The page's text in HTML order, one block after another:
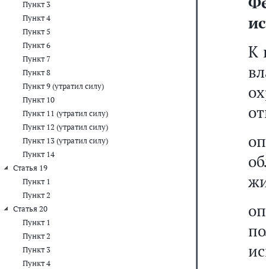
Пункт 3
Пункт 4
Пункт 5
Пункт 6
Пункт 7
Пункт 8
Пункт 9 (утратил силу)
Пункт 10
Пункт 11 (утратил силу)
Пункт 12 (утратил силу)
Пункт 13 (утратил силу)
Пункт 14
Статья 19
Пункт 1
Пункт 2
Статья 20
Пункт 1
Пункт 2
Пункт 3
Пункт 4
К